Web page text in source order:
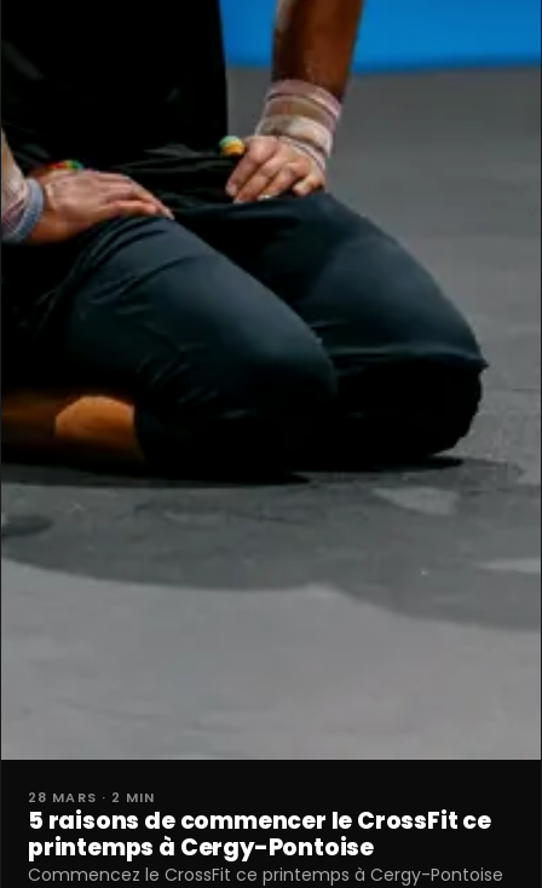
28 MARS · 2 MIN
5 raisons de commencer le CrossFit ce
printemps à Cergy-Pontoise
Commencez le CrossFit ce printemps à Cergy-Pontoise